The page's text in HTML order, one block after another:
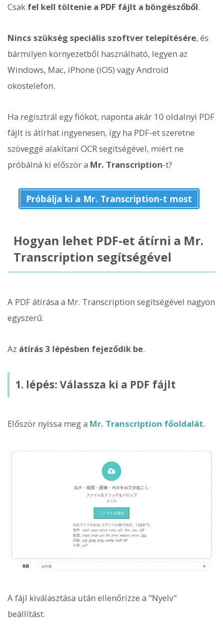
Csak fel kell töltenie a PDF fájlt a böngészőből.
Nincs szükség speciális szoftver telepítésére, és
bármilyen környezetből használható, legyen az
Windows, Mac, iPhone (iOS) vagy Android
okostelefon.
Ha regisztrál egy fiókot, naponta akár 10 oldalnyi PDF
fájlt is átírhat ingyenesen, így ha PDF-et szeretne
szöveggé alakítani OCR segítségével, miért ne
próbálná ki először a Mr. Transcription-t?
Próbálja ki a Mr. Transcription-t most
Hogyan lehet PDF-et átírni a Mr.
Transcription segítségével
A PDF átírása a Mr. Transcription segítségével nagyon
egyszerű.
Az átírás 3 lépésben fejeződik be.
1. lépés: Válassza ki a PDF fájlt
Először nyissa meg a Mr. Transcription főoldalát.
A fájl kiválasztása után ellenőrizze a "Nyelv"
beállítást.